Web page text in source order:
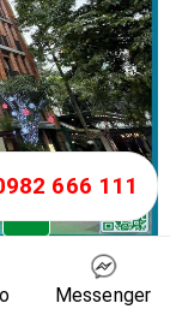
phố hiện đại
Messenger
666 111